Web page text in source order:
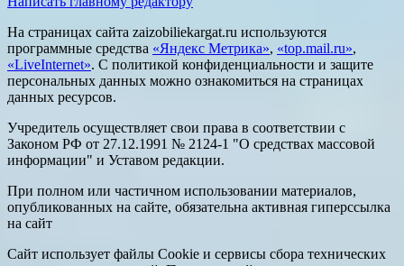
На страницах сайта zaizobiliekargat.ru используются
программные средства «Яндекс Метрика», «top.mail.ru»,
«LiveInternet». С политикой конфиденциальности и защите
персональных данных можно ознакомиться на страницах
данных ресурсов.
Учредитель осуществляет свои права в соответствии с
Законом РФ от 27.12.1991 № 2124-1 "О средствах массовой
информации" и Уставом редакции.
При полном или частичном использовании материалов,
опубликованных на сайте, обязательна активная гиперссылка
на сайт
Сайт использует файлы Cookie и сервисы сбора технических